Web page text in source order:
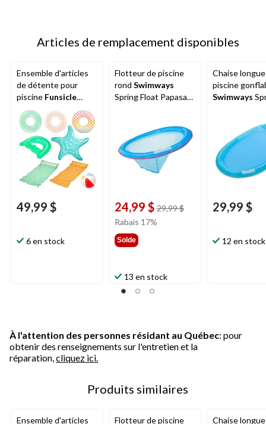
Articles de remplacement disponibles
Ensemble d'articles
de détente pour
piscine Funsicle
Party Pack, paq. 9
49,99 $
6 en stock
Flotteur de piscine
rond Swimways
Spring Float Papasan,
24,99 $ 29,99 $prix
Rabais 17%
Solde
13 en stock
Chaise
piscine
Swimways
29,99 $
12 en stock
À l'attention des personnes résidant au Québec: pour
obtenir des renseignements sur l'entretien et la
réparation, cliquez ici.
Produits similaires
Ensemble d'articles Flotteur de piscine Chaise